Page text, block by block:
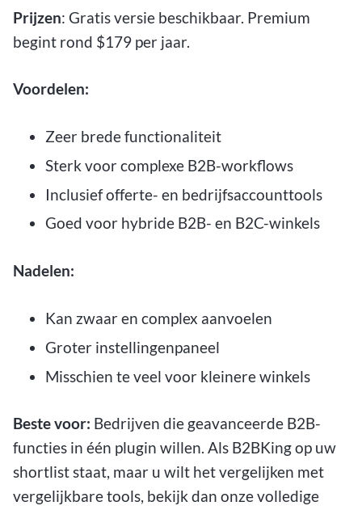
Prijzen: Gratis versie beschikbaar. Premium
begint rond $179 per jaar.
Voordelen:
Zeer brede functionaliteit
Sterk voor complexe B2B-workflows
Inclusief offerte- en bedrijfsaccounttools
Goed voor hybride B2B- en B2C-winkels
Nadelen:
Kan zwaar en complex aanvoelen
Groter instellingenpaneel
Misschien te veel voor kleinere winkels
Beste voor: Bedrijven die geavanceerde B2B-
functies in één plugin willen. Als B2BKing op uw
shortlist staat, maar u wilt het vergelijken met
vergelijkbare tools, bekijk dan onze volledige